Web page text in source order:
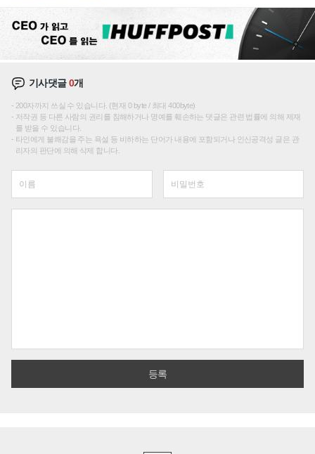
기사댓글0개
200자까지 쓰실 수 있습니다. (현재 0 byte / 최대 400byte)
저작권 등 다른 사람의 권리를 침해하거나 명예를 훼손하는 댓글은 관련 법률에 의해 제재
를 받을 수 있습니다.
타인에게 불쾌감을 주는 욕설 등 비하하는 단어가 내용에 포함되거나 인신공격성 글은 관
리자의 판단에 의해 삭제 합니다.